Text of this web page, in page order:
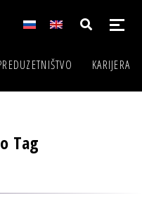
KARIJERA
Tag